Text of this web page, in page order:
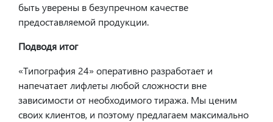
быть уверены в безупречном качестве
предоставляемой продукции.
Подводя итог
«Типография 24» оперативно разработает и
напечатает лифлеты любой сложности вне
зависимости от необходимого тиража. Мы ценим
своих клиентов, и поэтому предлагаем максимально